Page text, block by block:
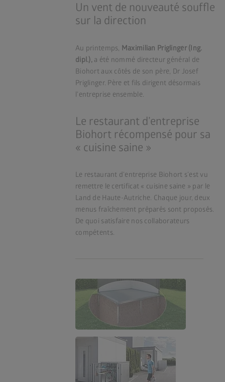
Un vent de nouveauté souffle
sur la direction
Au printemps, Maximilian Priglinger (Ing.
dipl.),a été nommé directeur général de
Biohort aux côtés de son père, Dr Josef
Priglinger. Père et fils dirigent désormais
l’entreprise ensemble.
Le restaurant d’entreprise
Biohort récompensé pour sa
« cuisine saine »
Le restaurant d’entreprise Biohort s’est vu
remettre le certificat « cuisine saine » par le
Land de Haute-Autriche. Chaque jour, deux
menus fraîchement préparés sont proposés.
De quoi satisfaire nos collaborateurs
compétents.